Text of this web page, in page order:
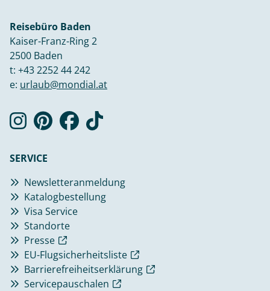
Reisebüro Baden
Kaiser-Franz-Ring 2
2500 Baden
t: +43 2252 44 242
e: urlaub@mondial.at
SERVICE
Newsletteranmeldung
Katalogbestellung
Visa Service
Standorte
Presse
EU-Flugsicherheitsliste
Barrierefreiheitserklärung
Servicepauschalen